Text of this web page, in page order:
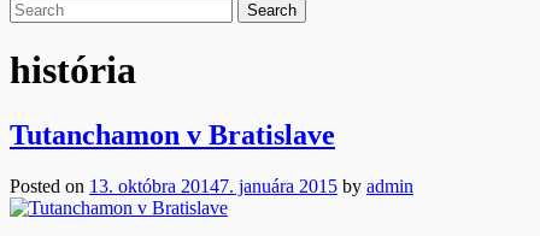
história
Tutanchamon v Bratislave
Posted on 13. októbra 20147. januára 2015 by admin